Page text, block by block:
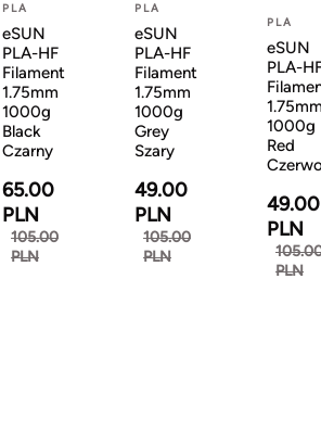
PLA
eSUN
PLA-HF
Filament
1.75mm
1000g
Black
Czarny
65.00
PLN
105.00
PLN
PLA
eSUN
PLA-HF
Filament
1.75mm
1000g
Grey
Szary
49.00
PLN
105.00
PLN
PLA
eSUN
PLA-
1000g
Red
49.00
PLN
PLN